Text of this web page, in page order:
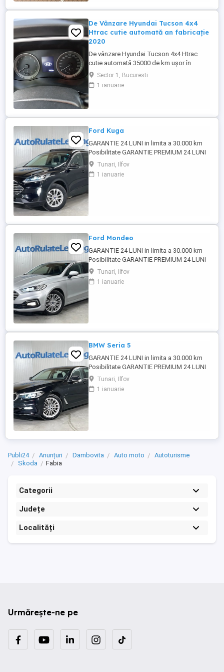
pentru cele mentionate ...
De Vânzare Hyundai Tucson 4x4
Htrac cutie automată an fabricație
2020
De vânzare Hyundai Tucson 4x4 Htrac
cutie automată 35000 de km ușor în
creștere an fabricație 2020 ,anul trecut a
ieșit din garanție, revizie efectuată la
30000 de km ,schimb ulei și filtre.Climă
electrice, oglinzi electrice ,rabatabile ...
Sector 1, Bucuresti
1 ianuarie
Ford Kuga
GARANTIE 24 LUNI in limita a 30.000 km
Posibilitate GARANTIE PREMIUM 24 LUNI
in limita a 50.000 km Posibilitate finantare
cu avans 0% pe o perioada de maxim 6 ani
Aprobare garantata credit pentru
Tunari, Ilfov
1 ianuarie
Ford Mondeo
GARANTIE 24 LUNI in limita a 30.000 km
Posibilitate GARANTIE PREMIUM 24 LUNI
in limita a 50.000 km Posibilitate finantare
cu avans 0% pe o perioada de maxim 6 ani
Aprobare garantata credit pentru
Tunari, Ilfov
1 ianuarie
BMW Seria 5
GARANTIE 24 LUNI in limita a 30.000 km
Posibilitate GARANTIE PREMIUM 24 LUNI
in limita a 50.000 km Posibilitate finantare
cu avans 0% pe o perioada de maxim 6 ani
Aprobare garantata credit pentru
Tunari, Ilfov
1 ianuarie
Publi24 Anunțuri Dambovita Auto moto
Autoturisme
Skoda
Fabia
Categorii
Județe
Localități
Urmărește-ne pe